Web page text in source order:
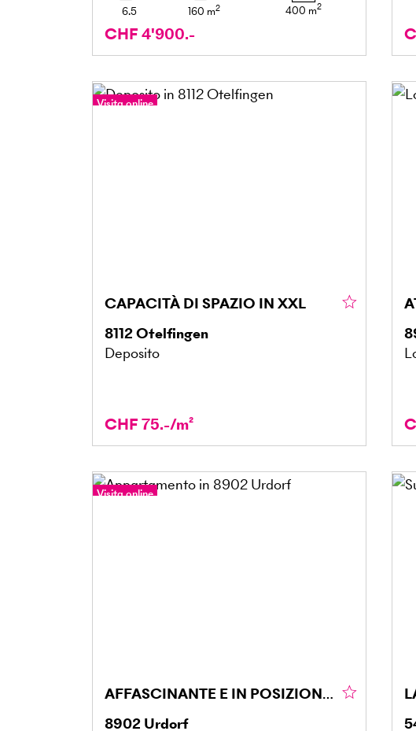
6.5 160 m2 400 m2
CHF 4'900.-
Visita online
CAPACITÀ DI SPAZIO IN XXL
8112Otelfingen
Deposito
CHF 75.-/m²
Visita online
AFFASCINANTE E IN POSIZIONE IDEALE
8902 Urdorf